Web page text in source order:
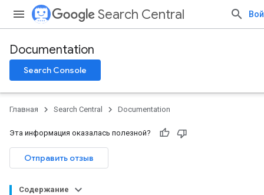
Search Central
Documentation
Search Console
Главная Search Central Documentation
Эта информация оказалась полезной?
Отправить отзыв
Содержание